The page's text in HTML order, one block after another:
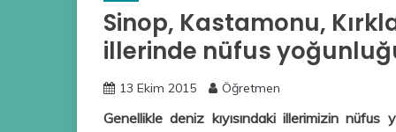
Sinop, Kastamonu,
illerinde nüfus
13 Ekim 2015 Öğretmen
Genellikle deniz kıyısındaki illerimizin nüfus